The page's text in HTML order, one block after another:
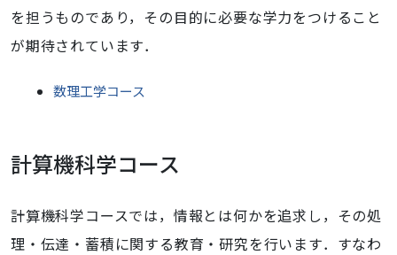
を担うものであり，その目的に必要な学力をつけること
が期待されています．
数理工学コース
計算機科学コース
計算機科学コースでは，情報とは何かを追求し，その処
理・伝達・蓄積に関する教育・研究を行います．すなわ